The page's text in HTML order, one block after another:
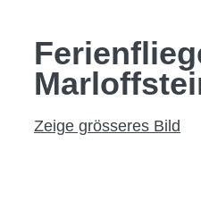
Zeige grösseres Bild